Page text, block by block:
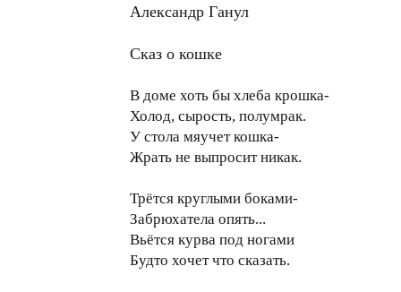
Александр Ганул
Сказ о кошке
В доме хоть бы хлеба крошка-
Холод, сырость, полумрак.
У стола мяучет кошка-
Жрать не выпросит никак.
Трётся круглыми боками-
Забрюхатела опять...
Вьётся курва под ногами
Будто хочет что сказать.